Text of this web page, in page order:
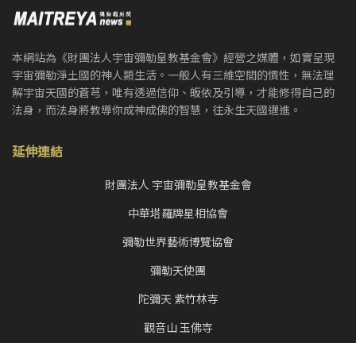
本網站為《財團法人宇宙彌勒皇教基金會》經營之媒體，如實呈現
宇宙彌勒淨土國的神人類生活。一般人有三維空間的慣性，無法理
解宇宙天國的蒼芎，唯有透過信仰、皈依及引導，才能修得自己的
法身，而法身將教導你成神成佛的智慧，往永生天國邁進。
延伸連結
財團法人 宇宙彌勒皇教基金會
中華塔羅牌星相協會
彌勒世界藝術博覽協會
彌勒天使團
陀彌天 紫竹林寺
觀音山 玉佛寺